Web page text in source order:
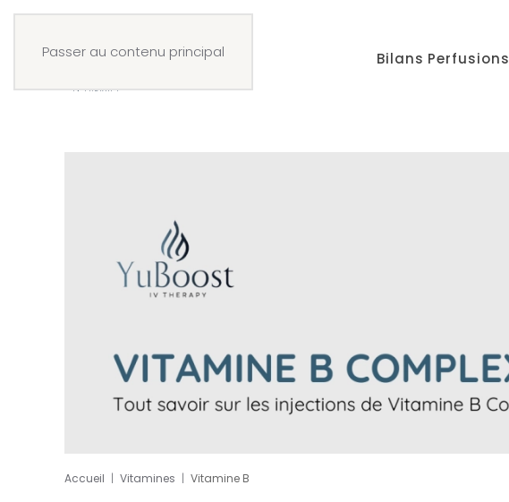
Passer au contenu principal Bilans Perfusions
Accueil Vitamines Vitamine B